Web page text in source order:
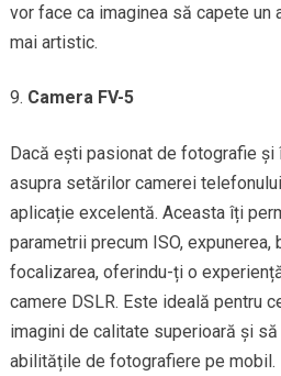
vor face ca imaginea să capete
mai artistic.
Camera FV-5
Dacă ești pasionat de fotografie
asupra setărilor camerei
aplicație excelentă. Aceasta îți
parametrii precum ISO, expunerea,
focalizarea, oferindu-ți o
camere DSLR. Este ideală pentru
imagini de calitate superioară și
abilitățile de fotografiere pe mobil.